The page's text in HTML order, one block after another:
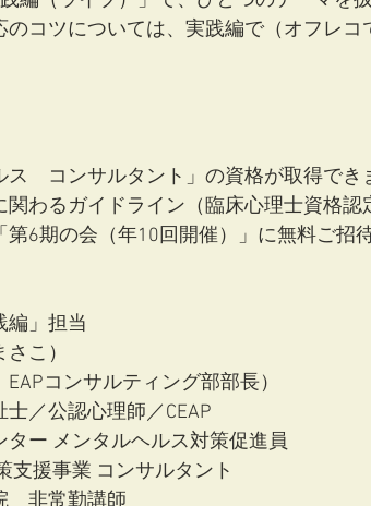
コツについては、実践編で（オフレコ
ス　コンサルタント」の資格が取得でき
関わるガイドライン（臨床心理士資格
第6期の会（年10回開催）」に無料ご招
編」担当
こ）
コンサルティング部部長）
／公認心理師／CEAP
ー メンタルヘルス対策促進員
支援事業 コンサルタント
　非常勤講師